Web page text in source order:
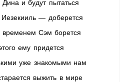
и будут пытаться
— доберется
Сэм борется
ему придется
уже знакомыми нам
выжить в мире